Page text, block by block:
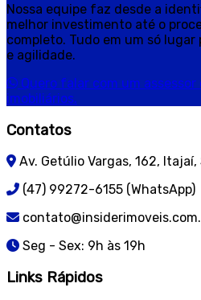
Nossa equipe faz desde a
melhor investimento até o
completo. Tudo em um só
e agilidade.
Quero falar com um
imobiliários.
Contatos
Av. Getúlio Vargas, 162, Itajaí,
(47) 99272-6155 (WhatsApp)
Seg - Sex: 9h às 19h
Links Rápidos